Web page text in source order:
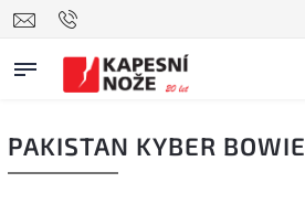
PAKISTAN KYBER BOWIE